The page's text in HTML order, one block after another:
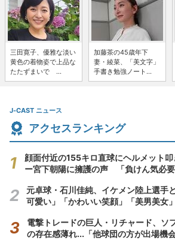
三田寛子、優雅な淡い
黄色の着物姿で上品な
たたずまいで ...
加藤茶の45歳年下
妻・綾菜、「美文字」
手書き勉強ノート...
J-CAST ニュース
アクセスランキング
顔面付近の155キロ直球にヘルメット
ー宮下朝陽に擁護の声 「負けん気必
元卓球・石川佳純、イケメン陸上選
可愛い」「かわいい笑顔」「美男美女
電撃トレードの巨人・リチャード、ソ
の存在感薄れ...「他球団の方が出場機